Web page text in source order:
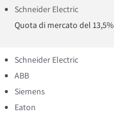
Schneider Electric
Quota di mercato del 13,5%
Schneider Electric
ABB
Siemens
Eaton